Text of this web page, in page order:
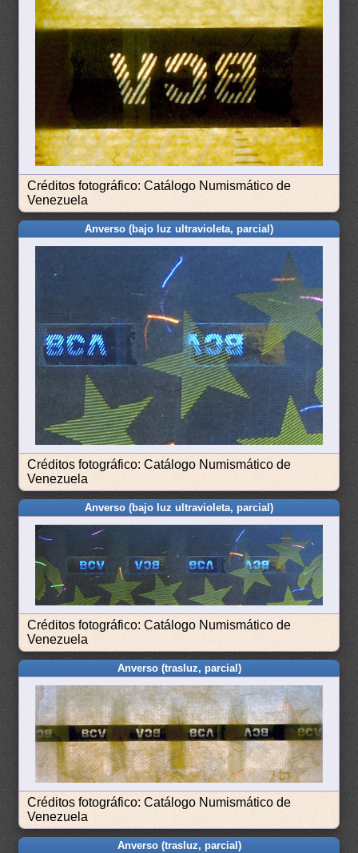
Créditos fotográfico: Catálogo Numismático de
Venezuela
Anverso (bajo luz ultravioleta, parcial)
Créditos fotográfico: Catálogo Numismático de
Venezuela
Anverso (bajo luz ultravioleta, parcial)
Créditos fotográfico: Catálogo Numismático de
Venezuela
Anverso (trasluz, parcial)
Créditos fotográfico: Catálogo Numismático de
Venezuela
Anverso (trasluz, parcial)